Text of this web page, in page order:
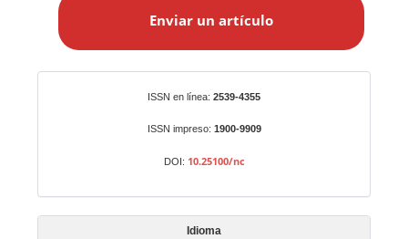
a
t
í
Enviar un artículo
ISSN en línea: 2539-4355
ISSN impreso: 1900-9909
DOI: 10.25100/nc
Idioma